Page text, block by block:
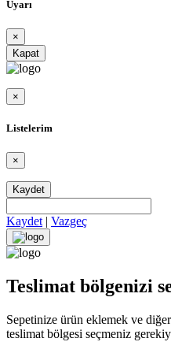
Uyarı
×
Kapat
×
Listelerim
×
Kaydet
Kaydet | Vazgeç
Teslimat bölgenizi
Sepetinize ürün eklemek ve
teslimat bölgesi seçmeniz